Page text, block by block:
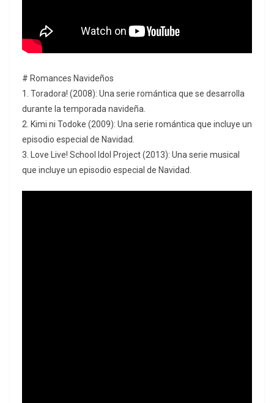
# Romances Navideños
1. Toradora! (2008): Una serie romántica que se desarrolla
durante la temporada navideña.
2. Kimi ni Todoke (2009): Una serie romántica que incluye un
episodio especial de Navidad.
3. Love Live! School Idol Project (2013): Una serie musical
que incluye un episodio especial de Navidad.